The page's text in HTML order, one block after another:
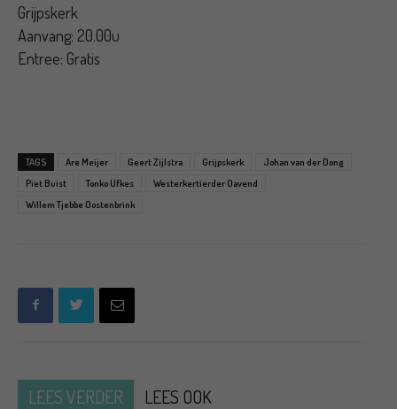
Grijpskerk
Aanvang: 20.00u
Entree: Gratis
TAGS Are Meijer Geert Zijlstra Grijpskerk
Johan van der Dong
Piet Buist
Tonko Ufkes
Westerkertierder Oavend
Willem Tjebbe Oostenbrink
LEES VERDER LEES OOK